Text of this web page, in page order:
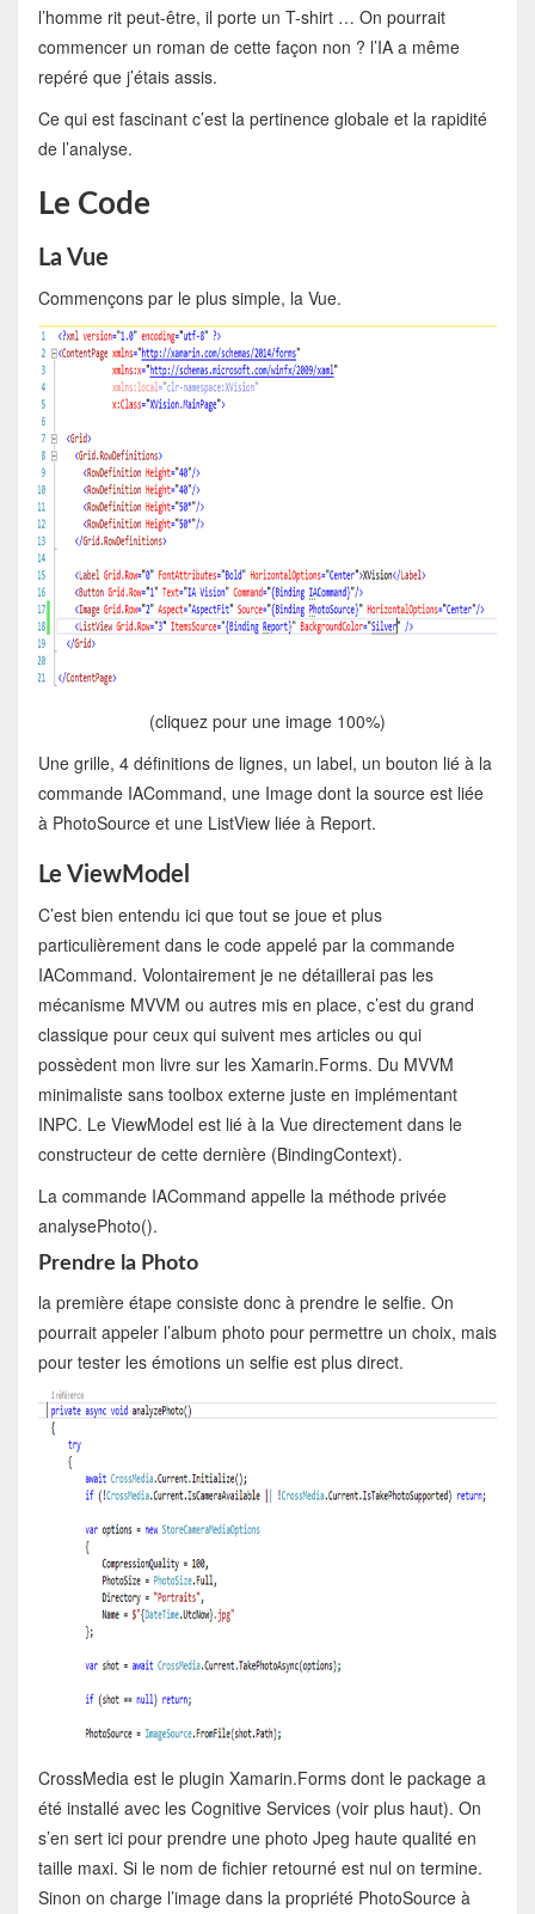
l’homme rit peut-être, il porte un T-shirt … On pourrait
commencer un roman de cette façon non ? l’IA a même
repéré que j’étais assis.
Ce qui est fascinant c’est la pertinence globale et la rapidité
de l’analyse.
Le Code
La Vue
Commençons par le plus simple, la Vue.
(cliquez pour une image 100%)
Une grille, 4 définitions de lignes, un label, un bouton lié à la
commande IACommand, une Image dont la source est liée
à PhotoSource et une ListView liée à Report.
Le ViewModel
C’est bien entendu ici que tout se joue et plus
particulièrement dans le code appelé par la commande
IACommand. Volontairement je ne détaillerai pas les
mécanisme MVVM ou autres mis en place, c’est du grand
classique pour ceux qui suivent mes articles ou qui
possèdent mon livre sur les Xamarin.Forms. Du MVVM
minimaliste sans toolbox externe juste en implémentant
INPC. Le ViewModel est lié à la Vue directement dans le
constructeur de cette dernière (BindingContext).
La commande IACommand appelle la méthode privée
analysePhoto().
Prendre la Photo
la première étape consiste donc à prendre le selfie. On
pourrait appeler l’album photo pour permettre un choix, mais
pour tester les émotions un selfie est plus direct.
CrossMedia est le plugin Xamarin.Forms dont le package a
été installé avec les Cognitive Services (voir plus haut). On
s’en sert ici pour prendre une photo Jpeg haute qualité en
taille maxi. Si le nom de fichier retourné est nul on termine.
Sinon on charge l’image dans la propriété PhotoSource à